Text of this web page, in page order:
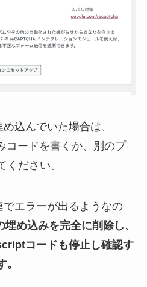
込んでいた場合は、
コードを書くか、別のプ
ください。
エラーが出るようなの
め込みを完全に削除し、
コードも停止し確認す